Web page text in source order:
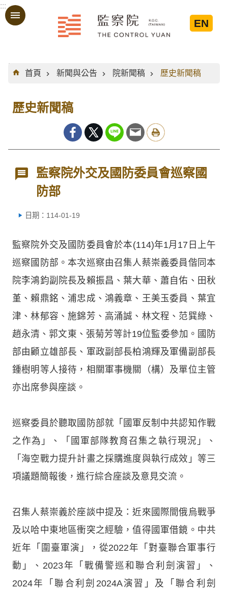
跳到主要內容區塊
:::
EN
:::
首頁
新聞與公告 院新聞稿 歷史新聞稿
歷史新聞稿
監察院外交及國防委員會巡察國
防部
日期：114-01-19
監察院外交及國防委員會於本(114)年1月17日上午
巡察國防部。本次巡察由召集人蔡崇義委員偕同本
院李鴻鈞副院長及賴振昌、葉大華、蕭自佑、田秋
堇、賴鼎銘、浦忠成、鴻義章、王美玉委員、葉宜
津、林郁容、施錦芳、高涌誠、林文程、范巽綠、
趙永清、郭文東、張菊芳等計19位監委參加。國防
部由顧立雄部長、軍政副部長柏鴻輝及軍備副部長
鍾樹明等人接待，相關軍事機關（構）及單位主管
亦出席參與座談。
巡察委員於聽取國防部就「國軍反制中共認知作戰
之作為」、「國軍部隊教育召集之執行現況」、
「海空戰力提升計畫之採購進度與執行成效」等三
項議題簡報後，進行綜合座談及意見交流。
召集人蔡崇義於座談中提及：近來國際間俄烏戰爭
及以哈中東地區衝突之經驗，值得國軍借鏡。中共
近年「圍臺軍演」，從2022年「對臺聯合軍事行
動」、2023年「戰備警巡和聯合利劍演習」、
2024年「聯合利劍2024A演習」及「聯合利劍